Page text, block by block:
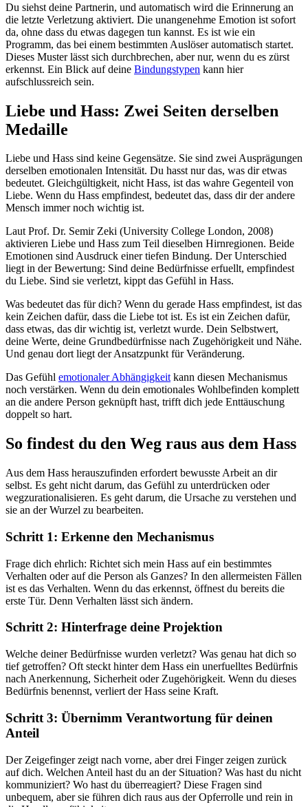
Du siehst deine Partnerin, und automatisch wird die Erinnerung an
die letzte Verletzung aktiviert. Die unangenehme Emotion ist sofort
da, ohne dass du etwas dagegen tun kannst. Es ist wie ein
Programm, das bei einem bestimmten Auslöser automatisch startet.
Dieses Muster lässt sich durchbrechen, aber nur, wenn du es zürst
erkennst. Ein Blick auf deine Bindungstypen kann hier
aufschlussreich sein.
Liebe und Hass: Zwei Seiten derselben
Medaille
Liebe und Hass sind keine Gegensätze. Sie sind zwei Ausprägungen
derselben emotionalen Intensität. Du hasst nur das, was dir etwas
bedeutet. Gleichgültigkeit, nicht Hass, ist das wahre Gegenteil von
Liebe. Wenn du Hass empfindest, bedeutet das, dass dir der andere
Mensch immer noch wichtig ist.
Laut Prof. Dr. Semir Zeki (University College London, 2008)
aktivieren Liebe und Hass zum Teil dieselben Hirnregionen. Beide
Emotionen sind Ausdruck einer tiefen Bindung. Der Unterschied
liegt in der Bewertung: Sind deine Bedürfnisse erfuellt, empfindest
du Liebe. Sind sie verletzt, kippt das Gefühl in Hass.
Was bedeutet das für dich? Wenn du gerade Hass empfindest, ist das
kein Zeichen dafür, dass die Liebe tot ist. Es ist ein Zeichen dafür,
dass etwas, das dir wichtig ist, verletzt wurde. Dein Selbstwert,
deine Werte, deine Grundbedürfnisse nach Zugehörigkeit und Nähe.
Und genau dort liegt der Ansatzpunkt für Veränderung.
Das Gefühl emotionaler Abhängigkeitkann diesen Mechanismus
noch verstärken. Wenn du dein emotionales Wohlbefinden komplett
an die andere Person geknüpft hast, trifft dich jede Enttäuschung
doppelt so hart.
So findest du den Weg raus aus dem Hass
Aus dem Hass herauszufinden erfordert bewusste Arbeit an dir
selbst. Es geht nicht darum, das Gefühl zu unterdrücken oder
wegzurationalisieren. Es geht darum, die Ursache zu verstehen und
sie an der Wurzel zu bearbeiten.
Schritt 1: Erkenne den Mechanismus
Frage dich ehrlich: Richtet sich mein Hass auf ein bestimmtes
Verhalten oder auf die Person als Ganzes? In den allermeisten Fällen
ist es das Verhalten. Wenn du das erkennst, öffnest du bereits die
erste Tür. Denn Verhalten lässt sich ändern.
Schritt 2: Hinterfrage deine Projektion
Welche deiner Bedürfnisse wurden verletzt? Was genau hat dich so
tief getroffen? Oft steckt hinter dem Hass ein unerfuelltes Bedürfnis
nach Anerkennung, Sicherheit oder Zugehörigkeit. Wenn du dieses
Bedürfnis benennst, verliert der Hass seine Kraft.
Schritt 3: Übernimm Verantwortung für deinen
Anteil
Der Zeigefinger zeigt nach vorne, aber drei Finger zeigen zurück
auf dich. Welchen Anteil hast du an der Situation? Was hast du nicht
kommuniziert? Wo hast du überreagiert? Diese Fragen sind
unbequem, aber sie führen dich raus aus der Opferrolle und rein in